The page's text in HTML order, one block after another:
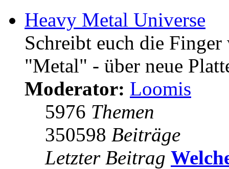
Heavy Metal Universe
Schreibt euch die
"Metal" - über neue
Moderator: Loomis
5976 Themen
350598 Beiträge
Letzter Beitrag